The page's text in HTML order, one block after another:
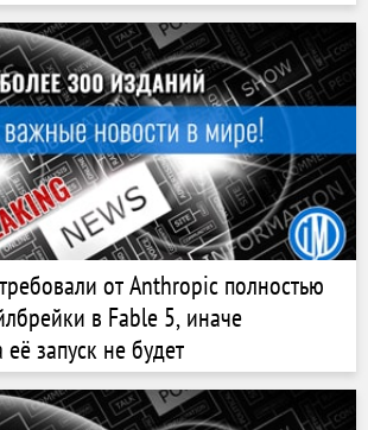
от Anthropic полностью
в Fable 5, иначе
запуск не будет